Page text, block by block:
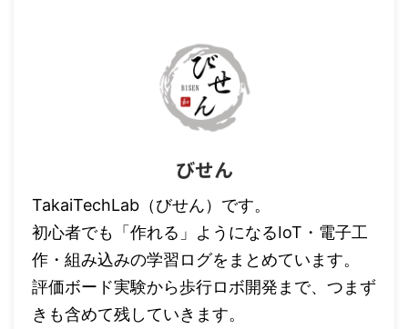
びせん
TakaiTechLab（びせん）です。
初心者でも「作れる」ようになるIoT・電子工
作・組み込みの学習ログをまとめています。
評価ボード実験から歩行ロボ開発まで、つまず
きも含めて残していきます。